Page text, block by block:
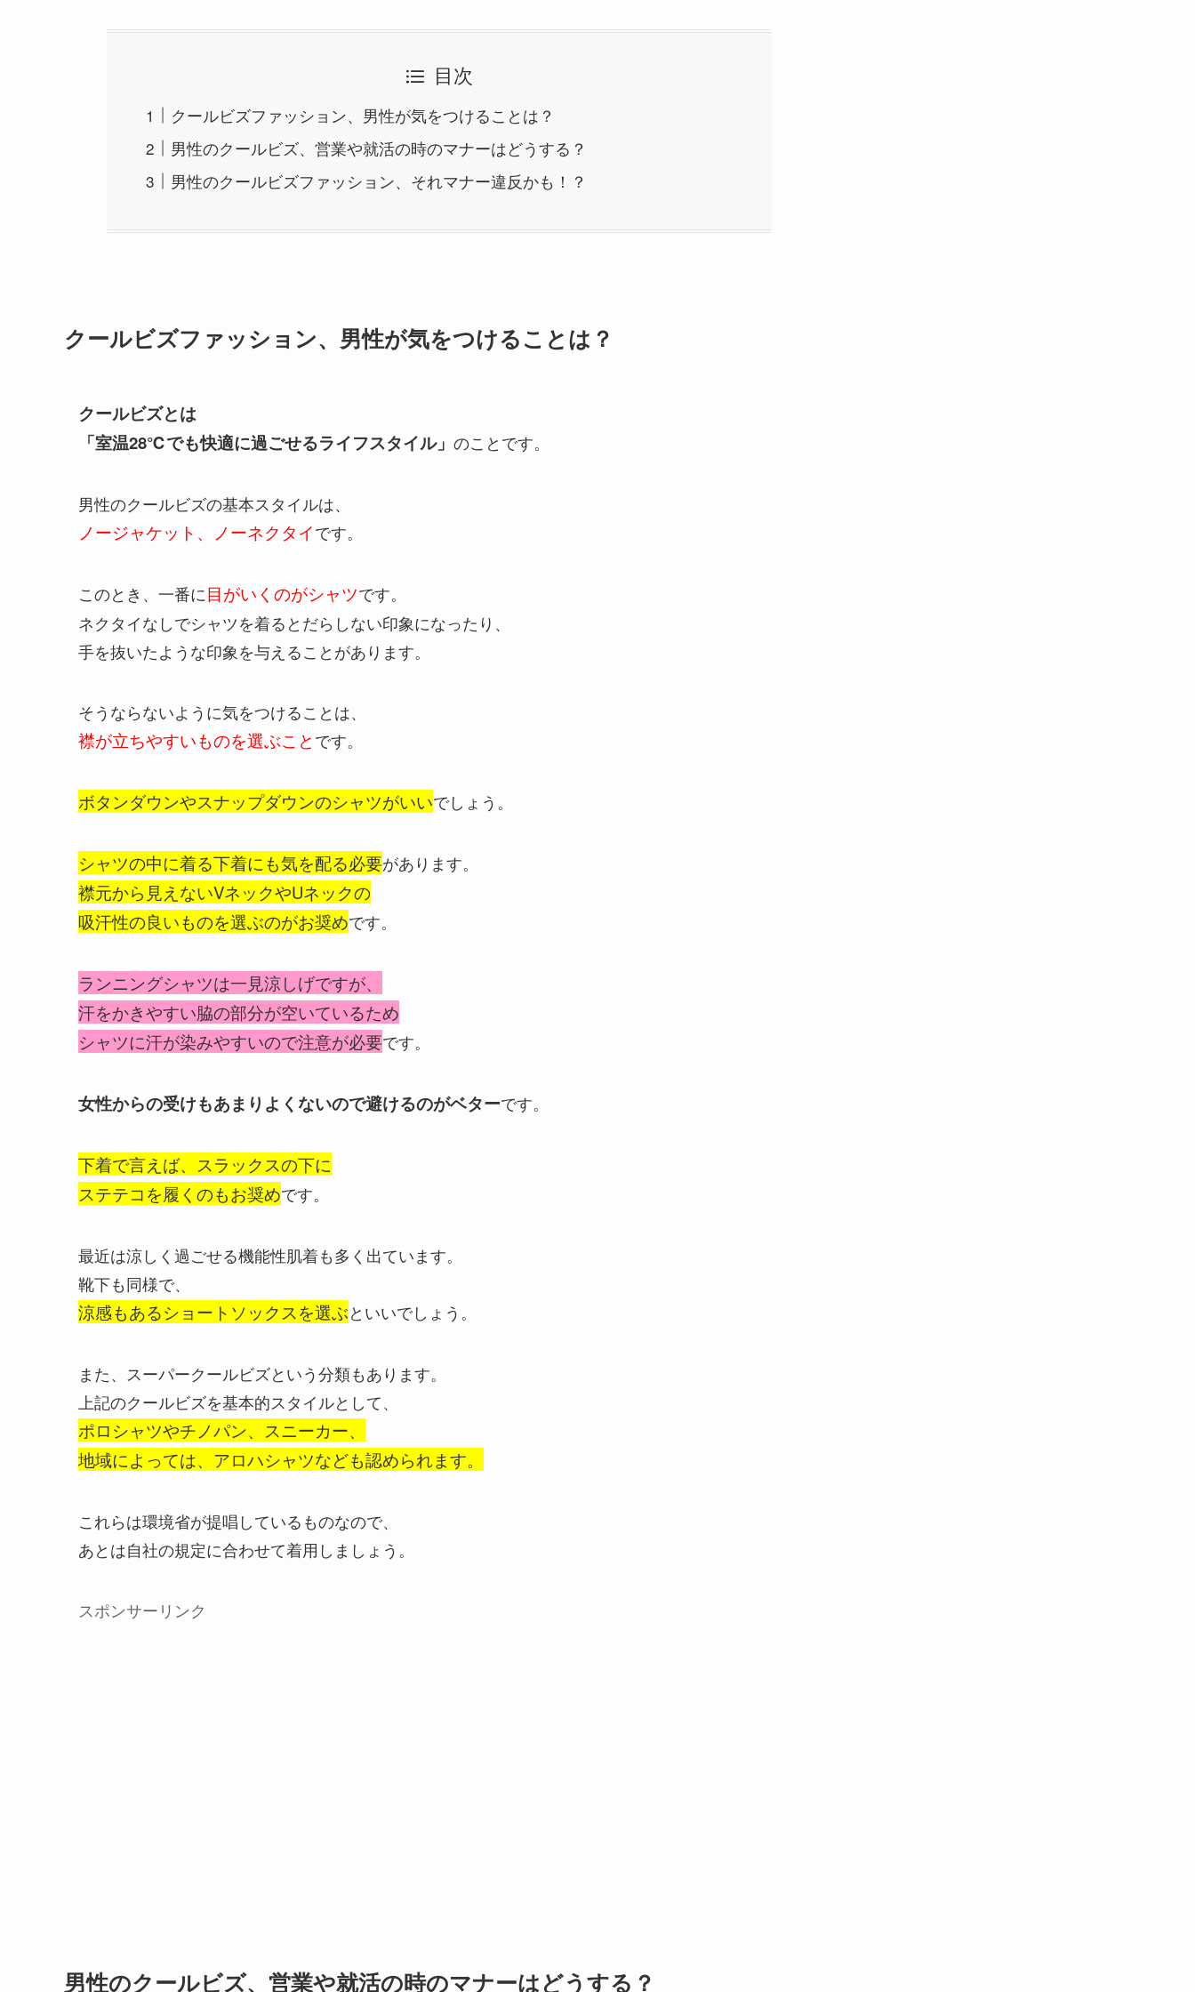
目次
クールビズファッション、男性が気をつけることは？
男性のクールビズ、営業や就活の時のマナーはどうする？
男性のクールビズファッション、それマナー違反かも！？
クールビズファッション、男性が気をつけることは？
クールビズとは
「室温28℃でも快適に過ごせるライフスタイル」 のことです。
男性のクールビズの基本スタイルは、
ノージャケット、ノーネクタイです。
このとき、一番に目がいくのがシャツです。
ネクタイなしでシャツを着るとだらしない印象になったり、
手を抜いたような印象を与えることがあります。
そうならないように気をつけることは、
襟が立ちやすいものを選ぶことです。
ボタンダウンやスナップダウンのシャツがいいでしょう。
シャツの中に着る下着にも気を配る必要があります。
襟元から見えないVネックやUネックの
吸汗性の良いものを選ぶのがお奨めです。
ランニングシャツは一見涼しげですが、
汗をかきやすい脇の部分が空いているため
シャツに汗が染みやすいので注意が必要です。
女性からの受けもあまりよくないので避けるのがベターです。
下着で言えば、スラックスの下に
ステテコを履くのもお奨めです。
最近は涼しく過ごせる機能性肌着も多く出ています。
靴下も同様で、
涼感もあるショートソックスを選ぶといいでしょう。
また、スーパークールビズという分類もあります。
上記のクールビズを基本的スタイルとして、
ポロシャツやチノパン、スニーカー、
地域によっては、アロハシャツなども認められます。
これらは環境省が提唱しているものなので、
あとは自社の規定に合わせて着用しましょう。
スポンサーリンク
男性のクールビズ、営業や就活の時のマナーはどうする？